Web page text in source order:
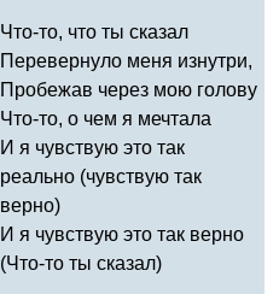
Что-то, что ты сказал
Перевернуло меня изнутри,
Пробежав через мою голову
Что-то, о чем я мечтала
И я чувствую это так
реально (чувствую так
верно)
И я чувствую это так верно
(Что-то ты сказал)